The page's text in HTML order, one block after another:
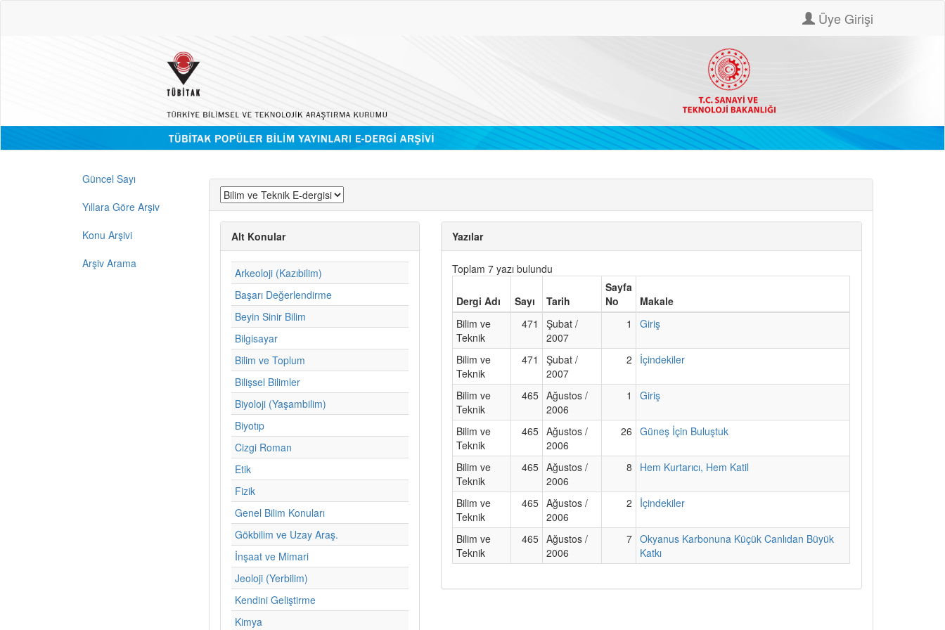
Üye Girişi
Güncel Sayı
Yıllara Göre Arşiv
Konu Arşivi
Arşiv Arama
Alt Konular
Arkeoloji (Kazıbilim)
Başarı Değerlendirme
Beyin Sinir Bilim
Bilgisayar
Bilim ve Toplum
Bilişsel Bilimler
Biyoloji (Yaşambilim)
Biyotıp
Cizgi Roman
Etik
Fizik
Genel Bilim Konuları
Gökbilim ve Uzay Araş.
İnşaat ve Mimari
Jeoloji (Yerbilim)
Kendini Geliştirme
Kimya
Yazılar
Toplam 7 yazı bulundu
Dergi Adı Sayı Tarih
Sayfa
No
Makale
Bilim ve
Teknik
471
Şubat /
2007
1 Giriş
Bilim ve
Teknik
471
Şubat /
2007
2 İçindekiler
Bilim ve
Teknik
465 Ağustos /
2006
1 Giriş
Bilim ve
Teknik
465 Ağustos /
2006
26 Güneş İçin Buluştuk
Bilim ve
Teknik
465 Ağustos /
2006
8 Hem Kurtarıcı, Hem Katil
Bilim ve
Teknik
465 Ağustos /
2006
2 İçindekiler
Bilim ve
Teknik
465 Ağustos /
2006
7 Okyanus Karbonuna Küçük Canlıdan Büyük
Katkı